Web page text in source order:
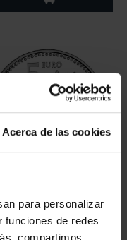
Acerca de las cookies
para personalizar
funciones de redes
- MADRID
73,00 €